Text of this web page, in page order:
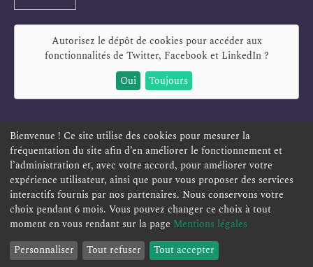
Autorisez le dépôt de cookies pour accéder aux
fonctionnalités de Twitter, Facebook et LinkedIn?
Oui
Toujours
ESPACE PERSONNEL OFFRES D'EMPLOI SIGNALEMENT
TÉLÉSERVICES PLAN DU SITE
ACCESSIBILITÉ POLITIQUE DE CONFIDENTIALITÉ
MENTIONS LÉGALES CONTACT
Bienvenue ! Ce site utilise des cookies pour mesurer la
fréquentation du site afin d’en améliorer le fonctionnement et
l’administration et, avec votre accord, pour améliorer votre
expérience utilisateur, ainsi que pour vous proposer des services
interactifs fournis par nos partenaires. Nous conservons votre
choix pendant 6 mois. Vous pouvez changer ce choix à tout
moment en vous rendant sur la page Mentions légales
Personnaliser
Tout refuser Tout accepter